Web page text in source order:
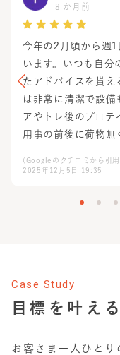
8 か月前
今年の2月頃から週
います。いつも自分
たアドバイスを貰え
は非常に清潔で設備
アやトレ後のプロテ
用事の前後に荷物無
(Googleのクチコミから引
2025年12月5日 19:35
目標を叶え
Case Study
お客さま一人ひとり